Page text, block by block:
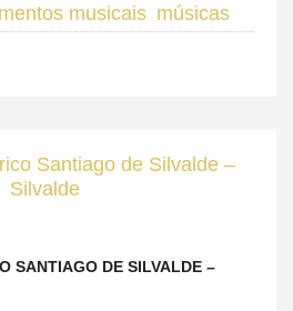
musicais músicas
SANTIAGO DE SILVALDE –